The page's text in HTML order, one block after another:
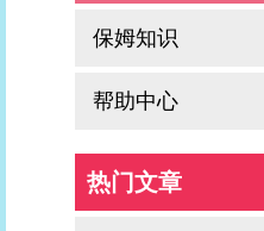
保姆知识
帮助中心
热门文章